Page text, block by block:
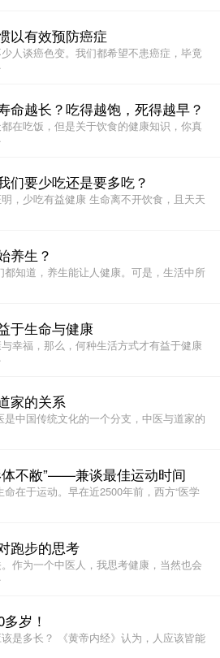
以有效预防癌症
人谈癌色变。我们都希望不患癌症，毕竟
命越长？吃得越饱，死得越早？
在吃饭，但是关于饮食的健康知识，你真
们要少吃还是要多吃？
，少吃有益健康 生命离不开饮食，且天天
养生？
都知道，养生能让人健康。可是，生活中所
于生命与健康
幸福，那么，何种生活方式才有益于健康
家的关系
是中国传统文化的一个分支，中医与道家的
体不敝”——兼谈最佳运动时间
命在于运动。早在近2500年前，西方“医学
跑步的思考
作为一个中医人，我思考健康，当然也会
岁！
是多长？ 《黄帝内经》认为，人应该皆能